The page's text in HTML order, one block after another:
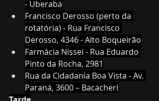
- Uberaba
Francisco Derosso (perto da
rotatória) - Rua Francisco
Derosso, 4346 - Alto Boqueirão
Farmácia Nissei - Rua Eduardo
Pinto da Rocha, 2981
Rua da Cidadania Boa Vista - Av.
Paraná, 3600 – Bacacheri